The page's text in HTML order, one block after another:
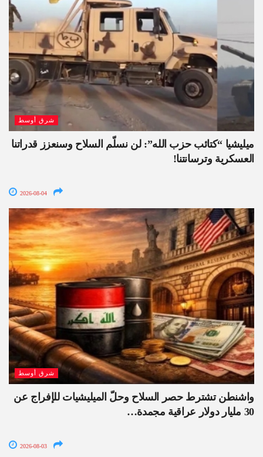
شرق أوسط
ميليشيا “كتائب حزب الله”: لن نسلّم السلاح وسنعزز قدراتنا
العسكرية وترسانتنا!
2026-08-04
شرق أوسط
واشنطن تشترط حصر السلاح وحلّ الميليشيات للإفراج عن
30 مليار دولار عراقية مجمدة…
2026-08-03